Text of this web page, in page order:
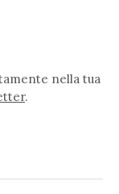
nella tua
.